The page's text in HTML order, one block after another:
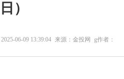
日）
2025-06-09 13:39:04 来源：金投网 g作者：